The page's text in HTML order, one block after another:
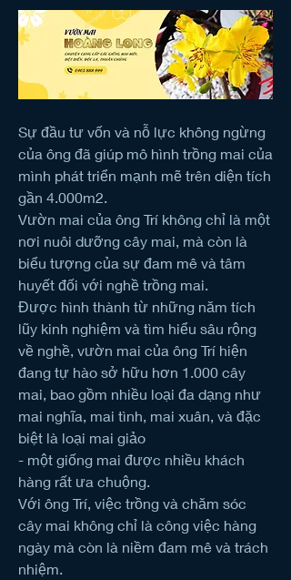
Sự đầu tư vốn và nỗ lực không ngừng
của ông đã giúp mô hình trồng mai của
mình phát triển mạnh mẽ trên diện tích
gần 4.000m2.
Vườn mai của ông Trí không chỉ là một
nơi nuôi dưỡng cây mai, mà còn là
biểu tượng của sự đam mê và tâm
huyết đối với nghề trồng mai.
Được hình thành từ những năm tích
lũy kinh nghiệm và tìm hiểu sâu rộng
về nghề, vườn mai của ông Trí hiện
đang tự hào sở hữu hơn 1.000 cây
mai, bao gồm nhiều loại đa dạng như
mai nghĩa, mai tình, mai xuân, và đặc
biệt là loại mai giảo
- một giống mai được nhiều khách
hàng rất ưa chuộng.
Với ông Trí, việc trồng và chăm sóc
cây mai không chỉ là công việc hàng
ngày mà còn là niềm đam mê và trách
nhiệm.